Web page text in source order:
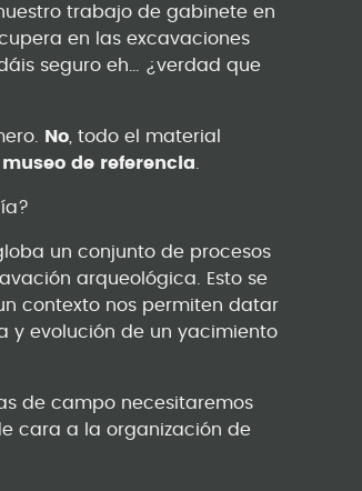
trabajo de gabinete en
en las excavaciones
seguro eh… ¿verdad que
No , todo el material
de referencia
un conjunto de procesos
arqueológica. Esto se
contexto nos permiten datar
y evolución de un yacimiento
de campo necesitaremos
cara a la organización de